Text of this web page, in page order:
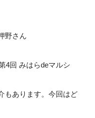
野さん
4回 みはらdeマルシ
もあります。今回はど